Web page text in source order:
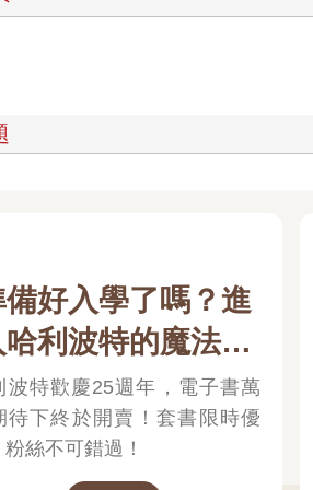
好入學了嗎？進
哈利波特的魔法世
界
波特歡慶25週年，電子書萬
待下終於開賣！套書限時優
絲不可錯過！